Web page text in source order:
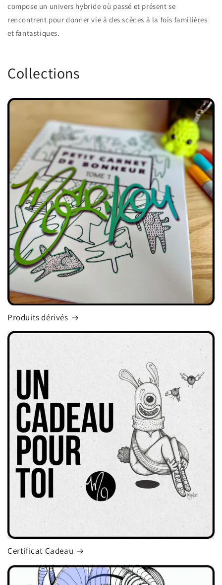
compose un univers hybride où passé et présent se
rencontrent pour donner vie à des scènes à la fois familières
et fantastiques.
Collections
Produits dérivés
Certificat Cadeau